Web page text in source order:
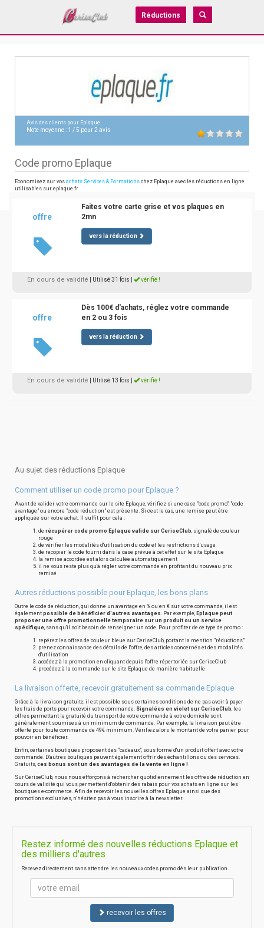
Réductions
Avis des clients pour Eplaque
Note moyenne : 1 /5 pour2 avis
Code promo Eplaque
Economisez sur vos achats Services & Formations chez Eplaque avec les réductions en ligne
utilisables sur eplaque.fr
offre
Faites votre carte grise et vos plaques en
2mn
vers la réduction
En cours de validité | Utilisé 31 fois vérifié !
offre
Dès 100€ d'achats, réglez votre commande
en 2 ou 3 fois
vers la réduction
En cours de validité | Utilisé 13 fois vérifié !
Au sujet des réductions Eplaque
Comment utiliser un code promo pour Eplaque ?
Avant de valider votre commande sur le site Eplaque, vérifiez si une case "code promo", "code
avantage" ou encore "code réduction" est présente. Si c'est le cas, une remise peut être
appliquée sur votre achat. Il suffit pour cela :
de récupérer code promo Eplaque valide sur CeriseClub, signalé de couleur
rouge
de vérifier les modalités d'utilisation du code et les restrictions d'usage
de recopier le code fourni dans la case prévue à cet effet sur le site Eplaque
la remise accordée est alors calculée automatiquement
il ne vous reste plus qu'à régler votre commande en profitant du nouveau prix
remisé
Autres réductions possible pour Eplaque, les bons plans
Outre le code de réduction, qui donne un avantage en % ou en € sur votre commande, il est
également possible de bénéficier d'autres avantages. Par exemple, Eplaque peut
proposer une offre promotionnelle temporaire sur un produit ou un service
spécifique, sans qu'il soit besoin de renseigner un code. Pour profiter de ce type de promo :
repérez les offres de couleur bleue sur CeriseClub, portant la mention "réductions"
prenez connaissance des détails de l'offre, des articles concernés et des modalités
d'utilisation
accédez à la promotion en cliquant depuis l'offre répertoriée sur CeriseClub
procédez à la commande sur le site Eplaque de manière habituelle
La livraison offerte, recevoir gratuitement sa commande Eplaque
Grâce à la livraison gratuite, il est possible sous certaines conditions de ne pas avoir à payer
les frais de ports pour recevoir votre commande. Signalées en violet sur CeriseClub, les
offres permettant la gratuité du transport de votre commande à votre domicile sont
généralement soumises à un minimum de commande. Par exemple, la livraison peut être
offerte pour toute commande de 49€ minimum. Vérifiez alors le montant de votre panier pour
pouvoir en bénéficier.
Enfin, certaines boutiques proposent des "cadeaux", sous forme d'un produit offert avec votre
commande. D'autres boutiques peuvent également offrir des échantillons ou des services.
Gratuits, ces bonus sont un des avantages de la vente en ligne !
Sur CeriseClub, nous nous efforçons à rechercher quotidiennement les offres de réduction en
cours de validité qui vous permettent d'obtenir des rabais pour vos achats en ligne sur les
boutiques e-commerce. Afin de recevoir les nouvelles offres Eplaque ainsi que des
promotions exclusives, n'hésitez pas à vous inscrire à la newsletter.
Restez informé des nouvelles réductions Eplaque et
des milliers d'autres
Recevez directement sans attendre les nouveaux codes promo dès leur publication.
recevoir les offres